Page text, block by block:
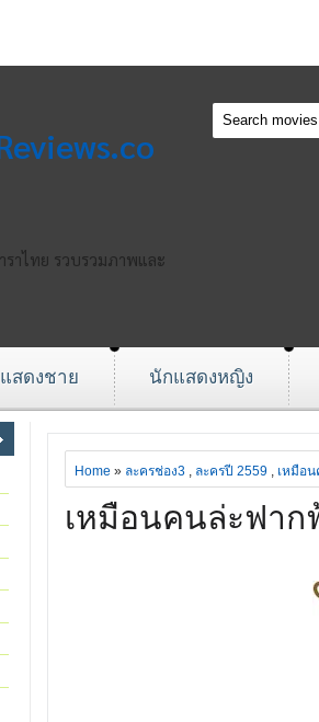
าไทย รวบรวมภาพและ
สดงชาย นักแสดงหญิง
Home » ละครช่อง3 , ละครปี 2559 , เหมือ
เหมือนคนล่ะฟาก